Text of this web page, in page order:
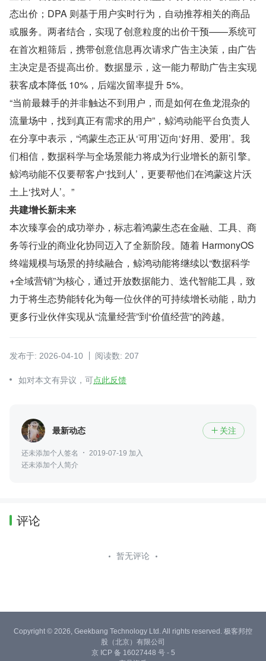
态出价；DPA 则基于用户实时行为，自动推荐相关的商品
或服务。两者结合，实现了创意粒度的出价干预——系统可
在首次粗筛后，携带创意信息再次请求广告主决策，由广告
主决定是否提高出价。数据显示，这一能力帮助广告主实现
获客成本降低 10%，后端次留率提升 5%。
“当前最棘手的并非触达不到用户，而是如何在鱼龙混杂的
流量场中，找到真正有需求的用户”，鲸鸿动能平台负责人
在分享中表示，“鸿蒙生态正从‘可用’迈向‘好用、爱用’。我
们相信，数据科学与全场景能力将成为行业增长的新引擎。
鲸鸿动能不仅要帮客户‘找到人’，更要帮他们在鸿蒙这片沃
土上‘找对人’。”
共建增长新未来
本次臻享会的成功举办，标志着鸿蒙生态在金融、工具、商
务等行业的商业化协同迈入了全新阶段。随着 HarmonyOS
终端规模与场景的持续融合，鲸鸿动能将继续以“数据科学
+全域营销”为核心，通过开放数据能力、迭代智能工具，致
力于将生态势能转化为每一位伙伴的可持续增长动能，助力
更多行业伙伴实现从“流量经营”到“价值经营”的跨越。
发布于: 2026-04-10 阅读数: 207
如对本文有异议，可点此反馈
最新动态  关注
还未添加个人签名
2019-07-19 加入
还未添加个人简介
评论
暂无评论
Copyright © 2026, Geekbang Technology Ltd. All rights reserved. 极客邦控
股（北京）有限公司
京 ICP 备 16027448 号 - 5